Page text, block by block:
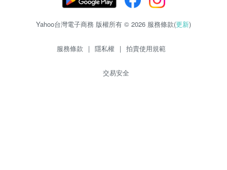
Yahoo台灣電子商務 版權所有 © 2026 服務條款(更新)
服務條款 | 隱私權 | 拍賣使用規範
交易安全